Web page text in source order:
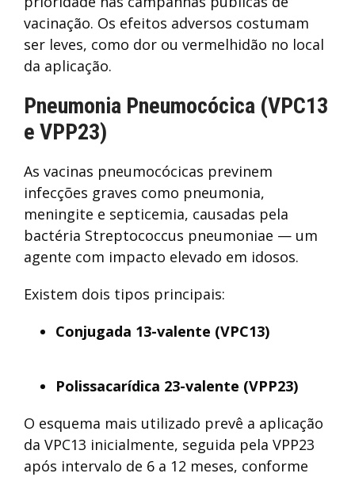
vacinação. Os efeitos adversos costumam
ser leves, como dor ou vermelhidão no local
da aplicação.
Pneumonia Pneumocócica (VPC13
e VPP23)
As vacinas pneumocócicas previnem
infecções graves como pneumonia,
meningite e septicemia, causadas pela
bactéria Streptococcus pneumoniae — um
agente com impacto elevado em idosos.
Existem dois tipos principais:
Conjugada 13-valente (VPC13)
Polissacarídica 23-valente (VPP23)
O esquema mais utilizado prevê a aplicação
da VPC13 inicialmente, seguida pela VPP23
após intervalo de 6 a 12 meses, conforme